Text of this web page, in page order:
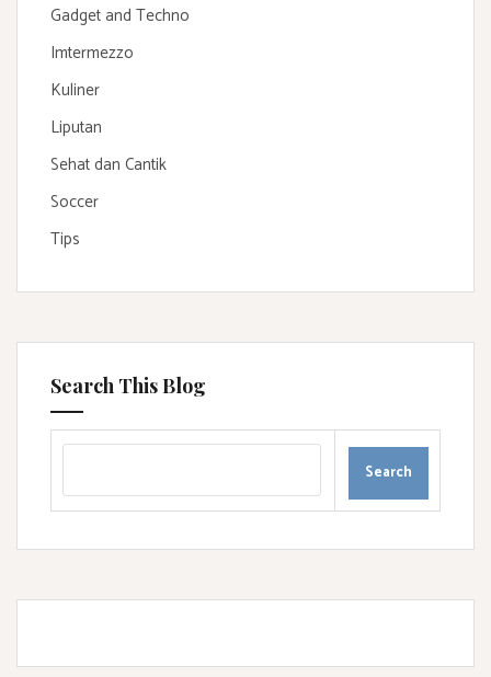
Gadget and Techno
Imtermezzo
Kuliner
Liputan
Sehat dan Cantik
Soccer
Tips
Search This Blog